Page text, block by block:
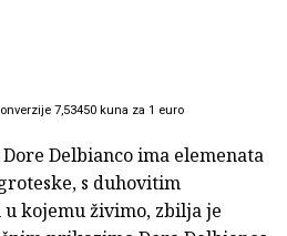
7,53450 kuna za 1 euro
Delbianco ima elemenata
s duhovitim
kojemu živimo, zbilja je